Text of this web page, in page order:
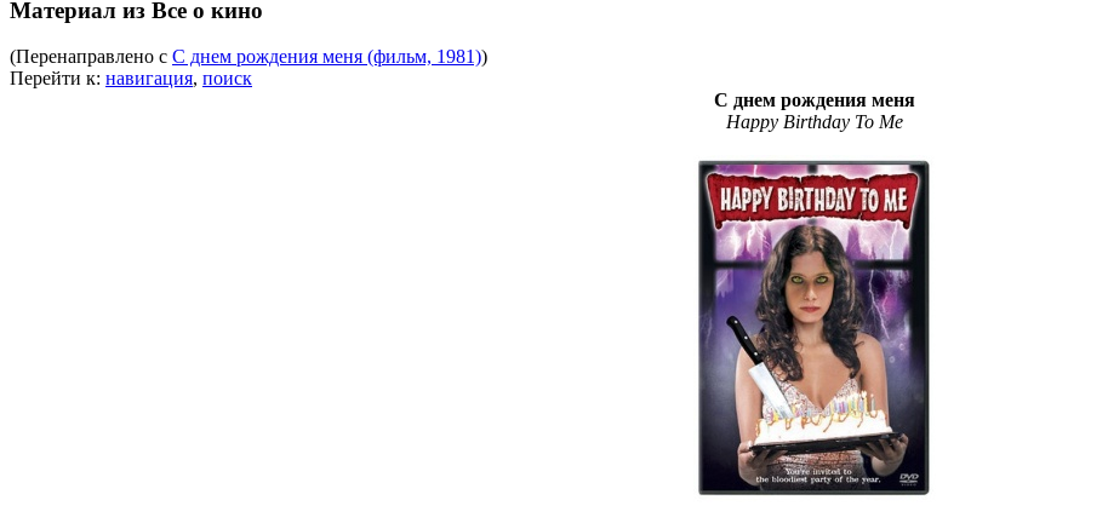
Материал из Все о кино
(Перенаправлено с С днем рождения меня (фильм, 1981))
Перейти к: навигация, поиск
С днем рождения меня
Happy Birthday To Me